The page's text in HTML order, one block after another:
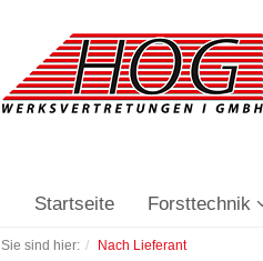
Startseite Forsttechnik
Sie sind hier: Nach Lieferant